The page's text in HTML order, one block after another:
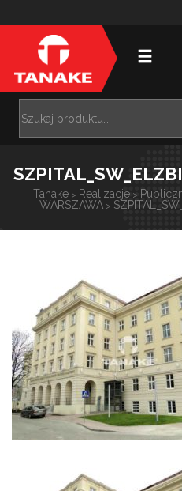
Tanake > Realizacje >
WARSZAWA>